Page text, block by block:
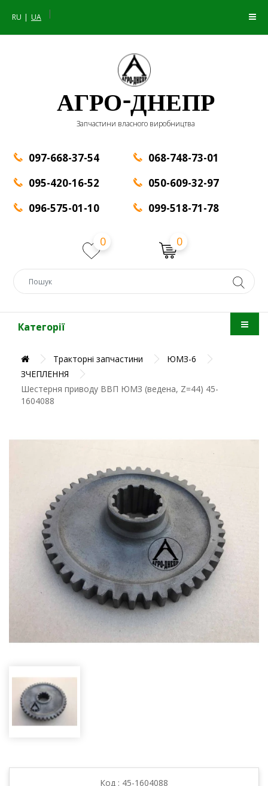
RU UA |
АГРО-ДНЕПР
Запчастини власного виробництва
097-668-37-54
095-420-16-52
096-575-01-10
068-748-73-01
050-609-32-97
099-518-71-78
0 0
Категорії
Тракторні запчастини
ЮМЗ-6
ЗЧЕПЛЕННЯ
Шестерня приводу ВВП ЮМЗ (ведена, Z=44) 45-
1604088
Код : 45-1604088